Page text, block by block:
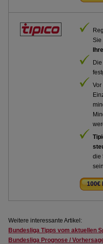
die
100€
Weitere interessante Artikel:
Bundesliga Tipps vom aktuellen
Bundesliga Prognose /